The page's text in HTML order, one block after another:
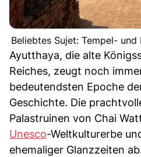
Beliebtes Sujet: Tempel-
Ayutthaya, die alte
Reiches, zeugt noch
bedeutendsten Epoche
Geschichte. Die
Palastruinen von Chai
Unesco-Weltkulturerbe
ehemaliger Glanzzeiten